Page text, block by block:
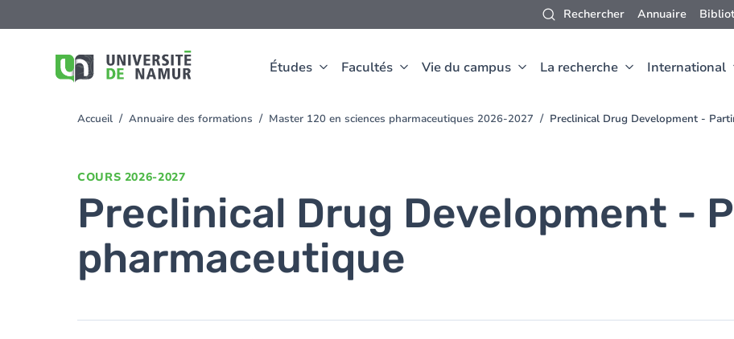
Rechercher Annuaire
Études Facultés Vie du campus La recherche International
au
You
Accueil Annuaire des formations Master 120 en sciences pharmaceutiques 2026-2027 Preclinical Drug Development -
COURS 2026-2027
Preclinical Drug Development -
pharmaceutique